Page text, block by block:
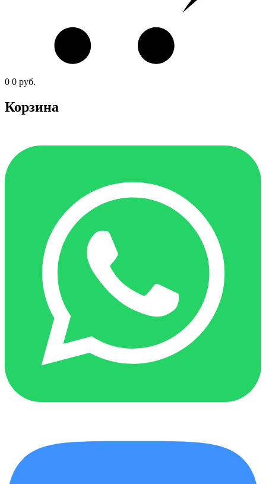
0 0 руб.
Корзина